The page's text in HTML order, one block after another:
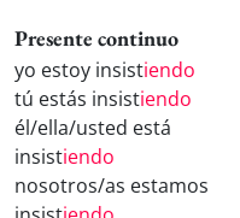
Presente continuo
yo estoy insistiendo
tú estás insistiendo
él/ella/usted está
insistiendo
nosotros/as estamos